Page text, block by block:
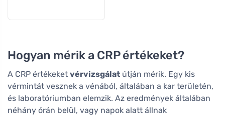
Hogyan mérik a CRP értékeket?
A CRP értékeket vérvizsgálat útján mérik. Egy kis
vérmintát vesznek a vénából, általában a kar területén,
és laboratóriumban elemzik. Az eredmények általában
néhány órán belül, vagy napok alatt állnak